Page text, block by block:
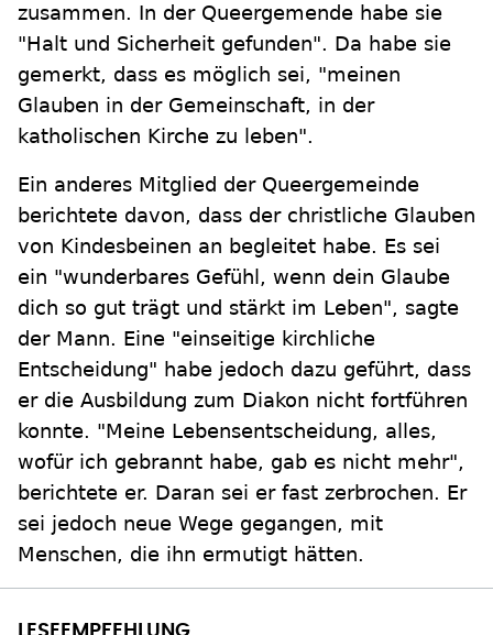
zusammen. In der Queergemende habe sie
"Halt und Sicherheit gefunden". Da habe sie
gemerkt, dass es möglich sei, "meinen
Glauben in der Gemeinschaft, in der
katholischen Kirche zu leben".
Ein anderes Mitglied der Queergemeinde
berichtete davon, dass der christliche Glauben
von Kindesbeinen an begleitet habe. Es sei
ein "wunderbares Gefühl, wenn dein Glaube
dich so gut trägt und stärkt im Leben", sagte
der Mann. Eine "einseitige kirchliche
Entscheidung" habe jedoch dazu geführt, dass
er die Ausbildung zum Diakon nicht fortführen
konnte. "Meine Lebensentscheidung, alles,
wofür ich gebrannt habe, gab es nicht mehr",
berichtete er. Daran sei er fast zerbrochen. Er
sei jedoch neue Wege gegangen, mit
Menschen, die ihn ermutigt hätten.